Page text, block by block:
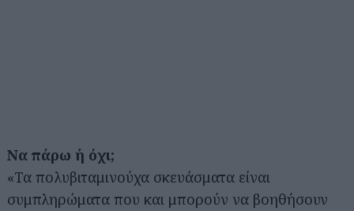
Να πάρω ή όχι;
«Τα πολυβιταμινούχα σκευάσματα είναι
συμπληρώματα που και μπορούν να βοηθήσουν